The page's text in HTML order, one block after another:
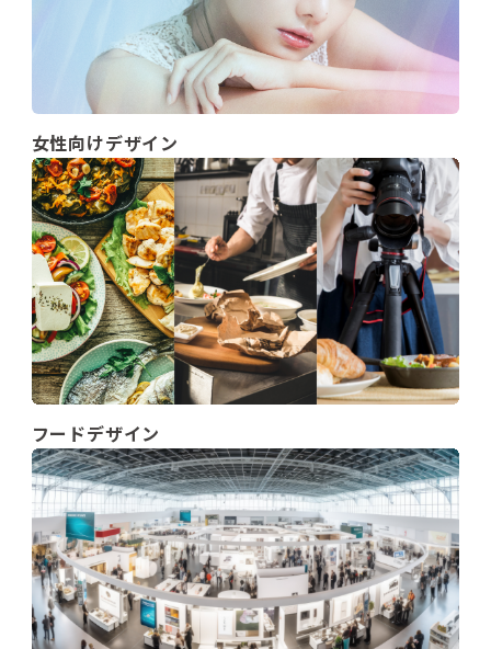
女性向けデザイン
フードデザイン